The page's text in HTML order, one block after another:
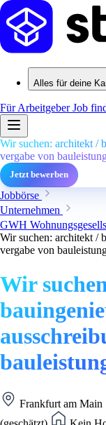
Alles für deine
Für ArbeitgeberJob
Wir suchen: architekt /
vergabe von
Jetzt bewerben
Jobbörse
Unternehmen
GWH
Wir suchen: architekt /
vergabe von
Wir
Frankfurt am Main